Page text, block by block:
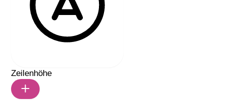
Zeilenhöhe